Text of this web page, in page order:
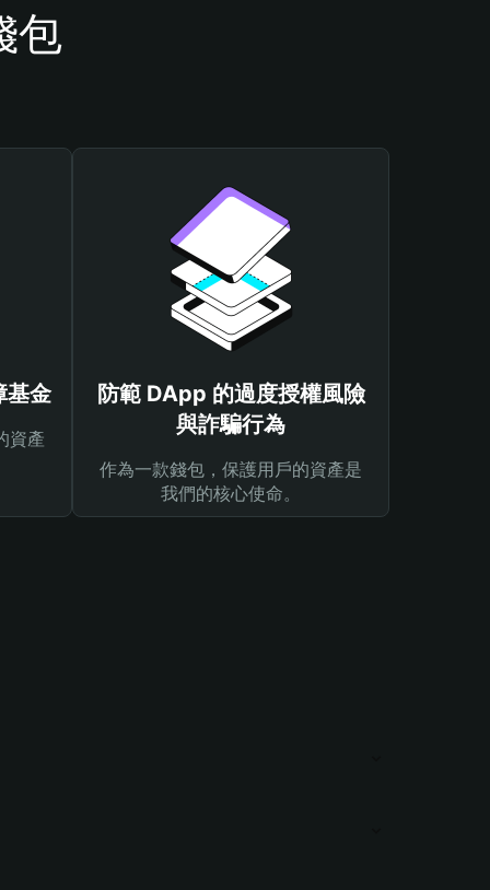
包
金
資產
防範 DApp 的過度授權風險
與詐騙行為
作為一款錢包，保護用戶的資產是
我們的核心使命。